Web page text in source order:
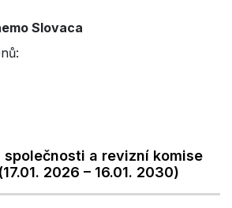
Slovaca
společnosti a revizní komise
2026 – 16.01. 2030)